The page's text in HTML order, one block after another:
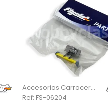
Accesorios Carrocería
Ref: FS-06204